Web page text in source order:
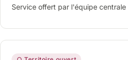
Service offert par l'équipe